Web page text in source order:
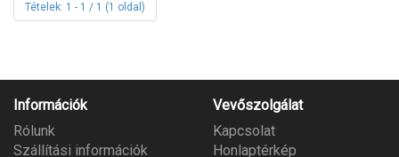
Tételek: 1 - 1 / 1 (1 oldal)
Információk
Rólunk
Szállítási információk
Vevőszolgálat
Kapcsolat
Honlaptérkép